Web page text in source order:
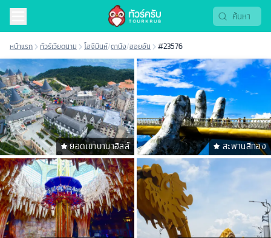
หน้าแรก ทัวร์เวียดนาม โฮจิมินห์/ดานัง/ฮอยอัน #23576
ยอดเขาบานาฮิลล์ สะพานสีทอง